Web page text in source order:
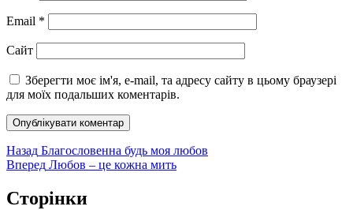
Email *
Сайт
Зберегти моє ім'я, e-mail, та адресу сайту в цьому браузері
для моїх подальших коментарів.
Навігація
записів
Назад Попередній
запис:
Благословенна будь моя любов
Вперед Наступний
Любов – це кожна мить
Сторінки